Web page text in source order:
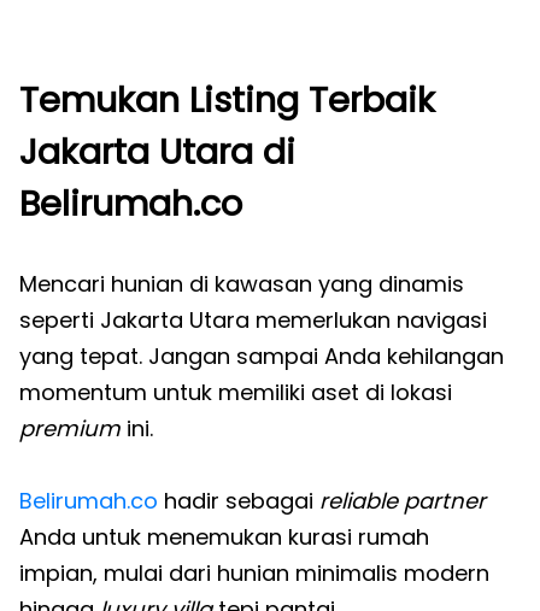
Temukan Listing Terbaik
Jakarta Utara di
Belirumah.co
Mencari hunian di kawasan yang dinamis
seperti Jakarta Utara memerlukan navigasi
yang tepat. Jangan sampai Anda kehilangan
momentum untuk memiliki aset di lokasi
premium ini.
Belirumah.co hadir sebagai reliable partner
Anda untuk menemukan kurasi rumah
impian, mulai dari hunian minimalis modern